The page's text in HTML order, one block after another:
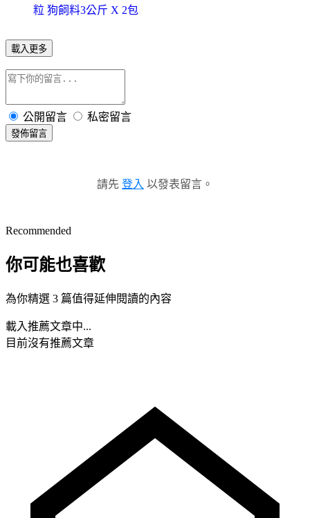
粒 狗飼料3公斤 X 2包
載入更多
公開留言 私密留言
發佈留言
請先 登入 以發表留言。
Recommended
你可能也喜歡
為你精選 3 篇值得延伸閱讀的內容
載入推薦文章中...
目前沒有推薦文章